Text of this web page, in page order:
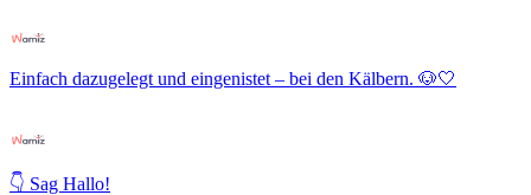
Einfach dazugelegt und eingenistet – bei den Kälbern. 🐶🤍
👇 Sag Hallo!